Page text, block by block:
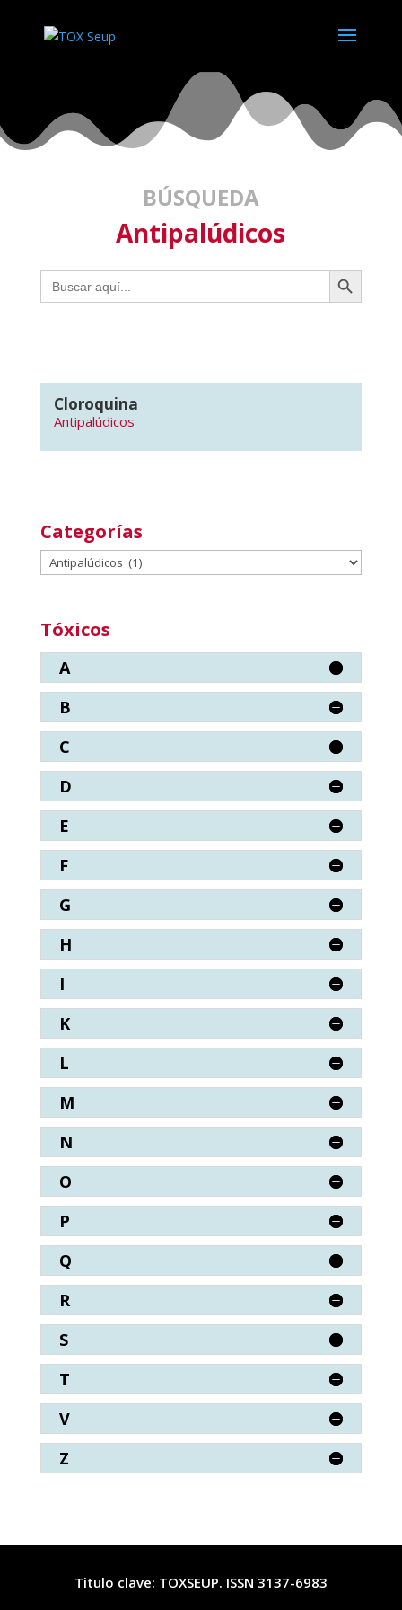
BÚSQUEDA
Antipalúdicos
Buscar: Botón de búsqueda
Cloroquina
Antipalúdicos
Categorías
Categorías
Tóxicos
A
B
C
D
E
F
G
H
I
K
L
M
N
O
P
Q
R
S
T
V
Z
Titulo clave: TOXSEUP. ISSN 3137-6983